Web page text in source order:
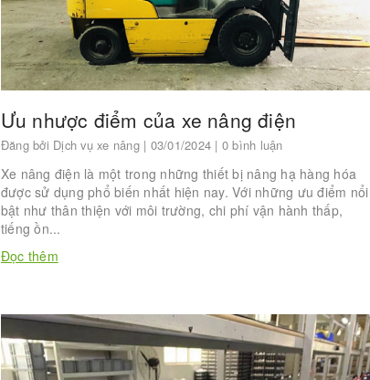
Ưu nhược điểm của xe nâng điện
Đăng bởi Dịch vụ xe nâng| 03/01/2024 | 0 bình luận
Xe nâng điện là một trong những thiết bị nâng hạ hàng hóa
được sử dụng phổ biến nhất hiện nay. Với những ưu điểm nổi
bật như thân thiện với môi trường, chi phí vận hành thấp,
tiếng ồn...
Đọc thêm